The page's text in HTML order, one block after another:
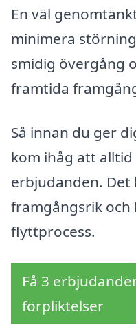
En väl
minimera
smidig övergång
framtida
Så innan du ger
kom ihåg att
erbjudanden. Det
framgångsrik
flyttprocess.
Få 3
förpliktelser